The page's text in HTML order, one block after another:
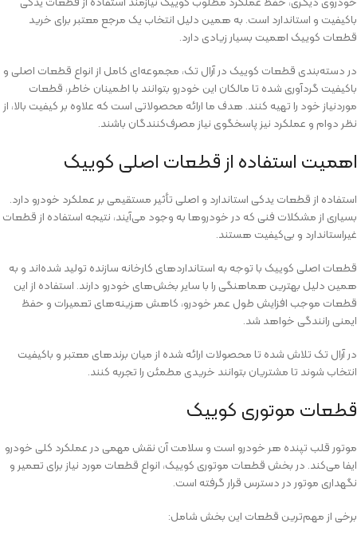
باکیفیت و استاندارد است. به همین دلیل انتخاب یک مرجع معتبر برای خرید
قطعات کوییک اهمیت بسیار زیادی دارد.
در دسته‌بندی قطعات کوییک در آرال تک، مجموعه‌ای کامل از انواع قطعات اصلی و
باکیفیت گردآوری شده تا مالکان این خودرو بتوانند با اطمینان خاطر، قطعات
موردنیاز خود را تهیه کنند. هدف ما ارائه محصولاتی است که علاوه بر کیفیت بالا، از
نظر دوام و عملکرد نیز پاسخگوی نیاز مصرف‌کنندگان باشند.
اهمیت استفاده از قطعات اصلی کوییک
استفاده از قطعات یدکی استاندارد و اصلی تأثیر مستقیمی بر عملکرد خودرو دارد.
بسیاری از مشکلات فنی که در خودروها به وجود می‌آیند، نتیجه استفاده از قطعات
غیراستاندارد و بی‌کیفیت هستند.
قطعات اصلی کوییک با توجه به استانداردهای کارخانه سازنده تولید شده‌اند و به
همین دلیل بهترین هماهنگی را با سایر بخش‌های خودرو دارند. استفاده از این
قطعات موجب افزایش طول عمر خودرو، کاهش هزینه‌های تعمیرات و حفظ
ایمنی رانندگی خواهد شد.
در آرال تک تلاش شده تا محصولات ارائه شده از میان برندهای معتبر و باکیفیت
انتخاب شوند تا مشتریان بتوانند خریدی مطمئن را تجربه کنند.
قطعات موتوری کوییک
موتور قلب تپنده هر خودرو است و سلامت آن نقش مهمی در عملکرد کلی خودرو
ایفا می‌کند. در بخش قطعات موتوری کوییک، انواع قطعات مورد نیاز برای تعمیر و
نگهداری موتور در دسترس قرار گرفته است.
برخی از مهم‌ترین قطعات این بخش شامل: